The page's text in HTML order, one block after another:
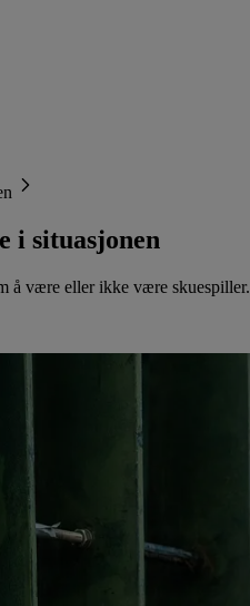
i situasjonen
å være eller ikke være skuespiller.